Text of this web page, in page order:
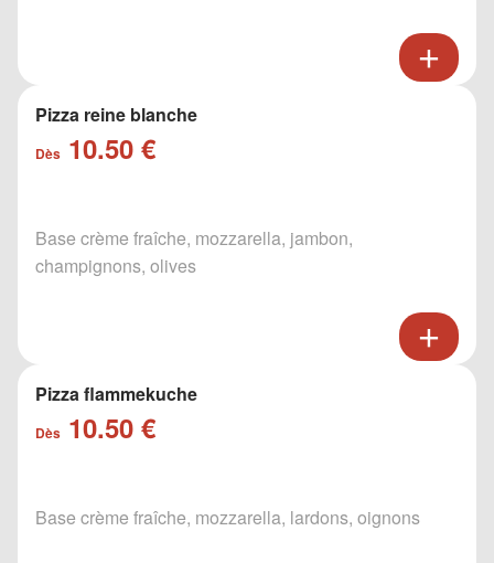
Pizza reine blanche
Dès 10.50 €
Base crème fraîche, mozzarella, jambon,
champignons, olives
Pizza flammekuche
Dès 10.50 €
Base crème fraîche, mozzarella, lardons, oignons